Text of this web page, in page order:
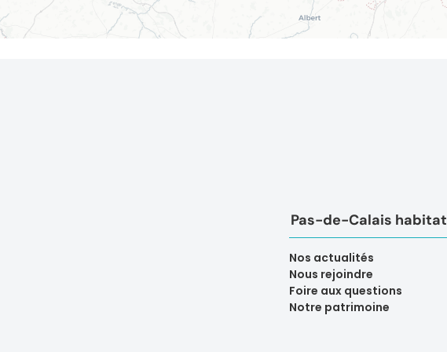
Pas-de-Calais habitat
Nos actualités
Nous rejoindre
Foire aux questions
Notre patrimoine